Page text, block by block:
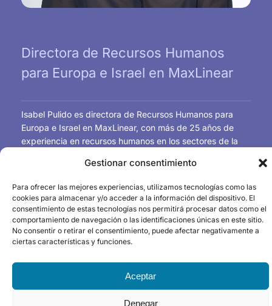
Gestionar consentimiento
Para ofrecer las mejores experiencias, utilizamos tecnologías como las
cookies para almacenar y/o acceder a la información del dispositivo. El
consentimiento de estas tecnologías nos permitirá procesar datos como el
comportamiento de navegación o las identificaciones únicas en este sitio.
No consentir o retirar el consentimiento, puede afectar negativamente a
ciertas características y funciones.
Aceptar
Denegar
Directora de Recursos Humanos
para Europa e Israel en MaxLinear
Isabel Pulido es directora de Recursos Humanos para
Europa e Israel en MaxLinear, con más de 25 años de
experiencia en recursos humanos en los sectores de la
incluyendo empresas como Valeo, DS2, Marvell y
Ha trabajado con equipos internacionales y ha liderado
iniciativas de RR. HH. en diferentes países, con un fuerte
enfoque en el negocio, las personas y la cultura. Su
trabajo se guía por la convicción de que, si bien la
tecnología impulsa la innovación, las personas siguen
siendo la verdadera ventaja competitiva.